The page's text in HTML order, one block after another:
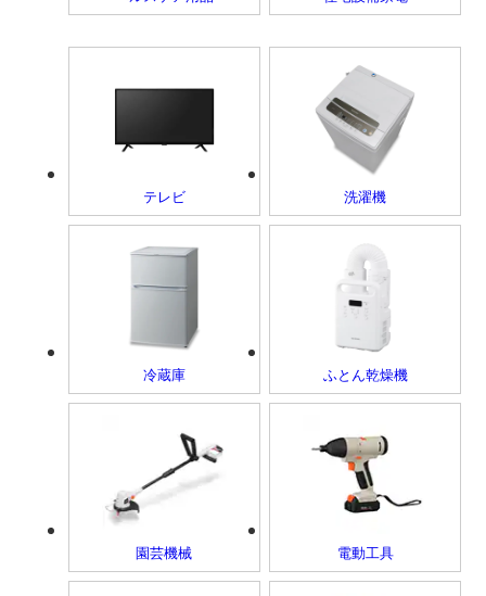
テレビ 洗濯機
冷蔵庫 ふとん乾燥機
園芸機械 電動工具